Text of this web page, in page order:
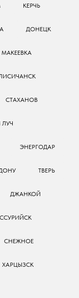
КЕРЧЬ
ДОНЕЦК
МАКЕЕВКА
СТАХАНОВ
ЛУЧ
ЭНЕРГОДАР
ТВЕРЬ
ДЖАНКОЙ
СНЕЖНОЕ
ХАРЦЫЗСК